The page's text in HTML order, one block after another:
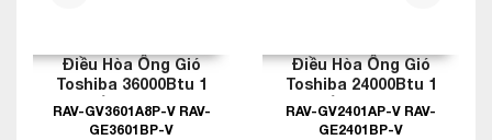
Điều Hòa Ống Gió
Toshiba 36000Btu 1
Chiều Inverter
RAV-GV3601A8P-V RAV-
GE3601BP-V
Điều Hòa Ống Gió
Toshiba 24000Btu 1
Chiều Inverter
RAV-GV2401AP-V RAV-
GE2401BP-V